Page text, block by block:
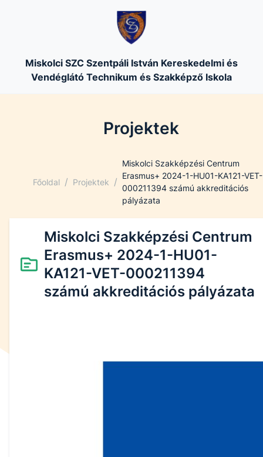
Miskolci SZC Szentpáli István Kereskedelmi és
Vendéglátó Technikum és Szakképző Iskola
Projektek
Főoldal / Projektek /
Miskolci Szakképzési Centrum
Erasmus+ 2024-1-HU01-KA121-VET-
000211394 számú akkreditációs
pályázata
Miskolci Szakképzési Centrum
Erasmus+ 2024-1-HU01-
KA121-VET-000211394
számú akkreditációs pályázata